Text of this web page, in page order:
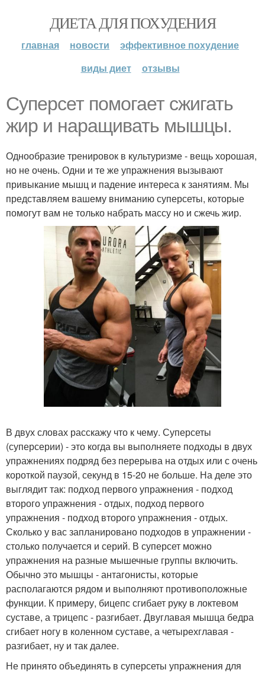
ДИЕТА ДЛЯ ПОХУДЕНИЯ
главная новости
эффективное похудение
виды диет
отзывы
Суперсет помогает сжигать
жир и наращивать мышцы.
Однообразие тренировок в культуризме - вещь хорошая,
но не очень. Одни и те же упражнения вызывают
привыкание мышц и падение интереса к занятиям. Мы
представляем вашему вниманию суперсеты, которые
помогут вам не только набрать массу но и сжечь жир.
В двух словах расскажу что к чему. Суперсеты
(суперсерии) - это когда вы выполняете подходы в двух
упражнениях подряд без перерыва на отдых или с очень
короткой паузой, секунд в 15-20 не больше. На деле это
выглядит так: подход первого упражнения - подход
второго упражнения - отдых, подход первого
упражнения - подход второго упражнения - отдых.
Сколько у вас запланировано подходов в упражнении -
столько получается и серий. В суперсет можно
упражнения на разные мышечные группы включить.
Обычно это мышцы - антагонисты, которые
располагаются рядом и выполняют противоположные
функции. К примеру, бицепс сгибает руку в локтевом
суставе, а трицепс - разгибает. Двуглавая мышца бедра
сгибает ногу в коленном суставе, а четырехглавая -
разгибает, ну и так далее.
Не принято объединять в суперсеты упражнения для